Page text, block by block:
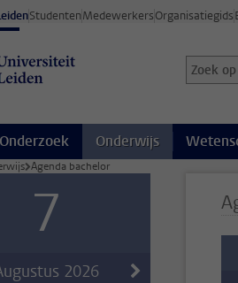
StudentenMedewerkersOrganisatiegids
Zoek
Zoekterm
Onderzoek Onderwijs
Agenda bachelor
7
2026